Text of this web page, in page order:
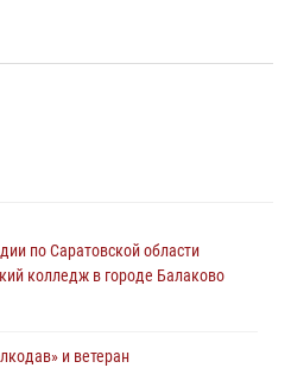
по Саратовской области
колледж в городе Балаково
и ветеран